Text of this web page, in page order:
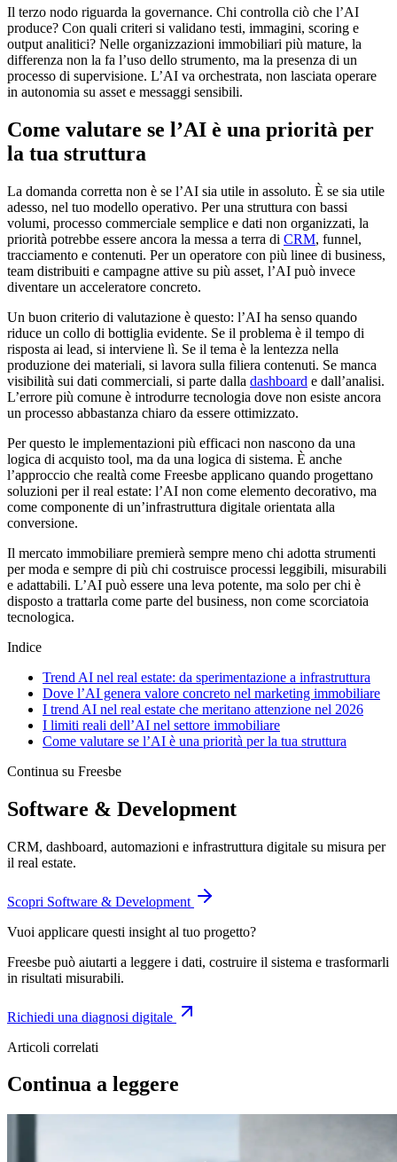
Il terzo nodo riguarda la governance. Chi controlla ciò che l’AI
produce? Con quali criteri si validano testi, immagini, scoring e
output analitici? Nelle organizzazioni immobiliari più mature, la
differenza non la fa l’uso dello strumento, ma la presenza di un
processo di supervisione. L’AI va orchestrata, non lasciata operare
in autonomia su asset e messaggi sensibili.
Come valutare se l’AI è una priorità per
la tua struttura
La domanda corretta non è se l’AI sia utile in assoluto. È se sia utile
adesso, nel tuo modello operativo. Per una struttura con bassi
volumi, processo commerciale semplice e dati non organizzati, la
priorità potrebbe essere ancora la messa a terra di CRM, funnel,
tracciamento e contenuti. Per un operatore con più linee di business,
team distribuiti e campagne attive su più asset, l’AI può invece
diventare un acceleratore concreto.
Un buon criterio di valutazione è questo: l’AI ha senso quando
riduce un collo di bottiglia evidente. Se il problema è il tempo di
risposta ai lead, si interviene lì. Se il tema è la lentezza nella
produzione dei materiali, si lavora sulla filiera contenuti. Se manca
visibilità sui dati commerciali, si parte dalla dashboard e dall’analisi.
L’errore più comune è introdurre tecnologia dove non esiste ancora
un processo abbastanza chiaro da essere ottimizzato.
Per questo le implementazioni più efficaci non nascono da una
logica di acquisto tool, ma da una logica di sistema. È anche
l’approccio che realtà come Freesbe applicano quando progettano
soluzioni per il real estate: l’AI non come elemento decorativo, ma
come componente di un’infrastruttura digitale orientata alla
conversione.
Il mercato immobiliare premierà sempre meno chi adotta strumenti
per moda e sempre di più chi costruisce processi leggibili, misurabili
e adattabili. L’AI può essere una leva potente, ma solo per chi è
disposto a trattarla come parte del business, non come scorciatoia
tecnologica.
Indice
Trend AI nel real estate: da sperimentazione a infrastruttura
Dove l’AI genera valore concreto nel marketing immobiliare
I trend AI nel real estate che meritano attenzione nel 2026
I limiti reali dell’AI nel settore immobiliare
Come valutare se l’AI è una priorità per la tua struttura
Continua su Freesbe
Software & Development
CRM, dashboard, automazioni e infrastruttura digitale su misura per
il real estate.
Scopri Software & Development
Vuoi applicare questi insight al tuo progetto?
Freesbe può aiutarti a leggere i dati, costruire il sistema e trasformarli
in risultati misurabili.
Richiedi una diagnosi digitale
Articoli correlati
Continua a leggere